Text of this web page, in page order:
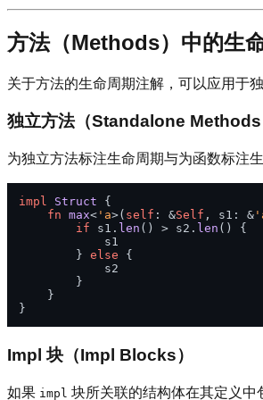
方法（Methods）中的生
关于方法的生命周期注解，可以应用于独
独立方法（Standalone Methods
为独立方法标注生命周期与为函数标注
impl Struct {
fn max< 'a>( self : &Self , s1: &
if s1. len () > s2. len () {
            s1
        }
else {
            s2
        }
    }
Impl 块（Impl Blocks）
如果 impl 块所关联的结构体在其定义